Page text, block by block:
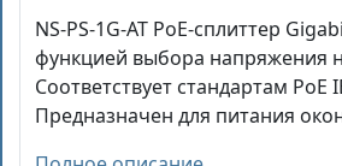
NS-PS-1G-AT PoE-сплиттер
функцией выбора напряжения
Соответствует стандартам PoE
Предназначен для питания